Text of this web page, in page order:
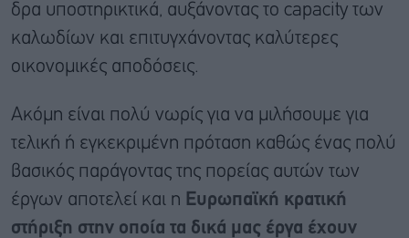
δρα υποστηρικτικά, αυξάνοντας το capacity των
καλωδίων και επιτυγχάνοντας καλύτερες
οικονομικές αποδόσεις.
Ακόμη είναι πολύ νωρίς για να μιλήσουμε για
τελική ή εγκεκριμένη πρόταση καθώς ένας πολύ
βασικός παράγοντας της πορείας αυτών των
έργων αποτελεί και η Ευρωπαϊκή κρατική
στήριξη στην οποία τα δικά μας έργα έχουν